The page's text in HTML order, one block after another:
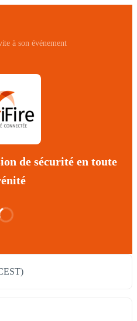
à son événement
de sécurité en toute